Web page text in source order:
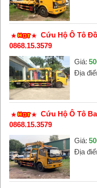
Cứu Hộ Ô Tô
0868.15.3579
Giá:
Địa
Cứu Hộ Ô Tô
0868.15.3579
Giá:
Địa